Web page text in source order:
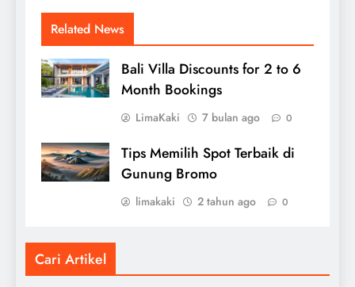
Related News
Bali Villa Discounts for 2 to 6
Month Bookings
LimaKaki 7 bulan ago 0
Tips Memilih Spot Terbaik di
Gunung Bromo
limakaki 2 tahun ago 0
Cari Artikel